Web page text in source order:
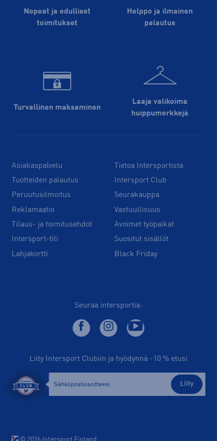
Nopeat ja edulliset
toimitukset
Helppo ja ilmainen
palautus
Turvallinen maksaminen
Laaja valikoima
huippu­merkkejä
Asiakaspalvelu
Tuotteiden palautus
Peruutusilmoitus
Reklamaatio
Tilaus- ja toimitusehdot
Intersport-tili
Lahjakortti
Tietoa Intersportista
Intersport Club
Seurakauppa
Vastuullisuus
Avoimet työpaikat
Suositut sisällöt
Black Friday
Seuraa intersportia:
Liity Intersport Clubiin ja hyödynnä -10 % etusi
Liity